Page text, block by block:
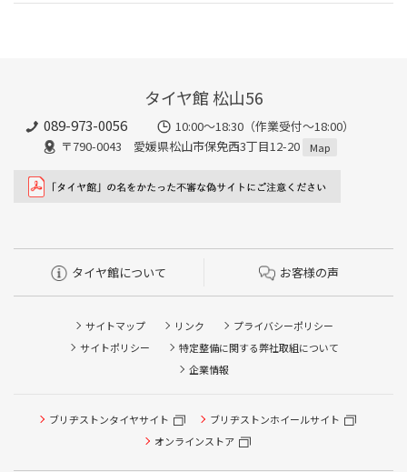
タイヤ館 松山56
089-973-0056
10:00～18:30（作業受付～18:00）
〒790-0043 愛媛県松山市保免西3丁目12-20
Map
タイヤ館について お客様の声
サイトマップ リンク
プライバシーポリシー
サイトポリシー
特定整備に関する弊社取組について
企業情報
ブリヂストンタイヤサイト
ブリヂストンホイールサイト
オンラインストア
タイヤ点検・安全点検/タイヤ履き替え/オイル交換/その他
ピット作業の予約